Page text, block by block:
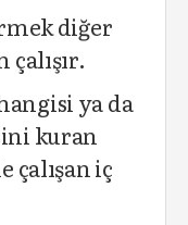
diğer
ya da
kuran
iç